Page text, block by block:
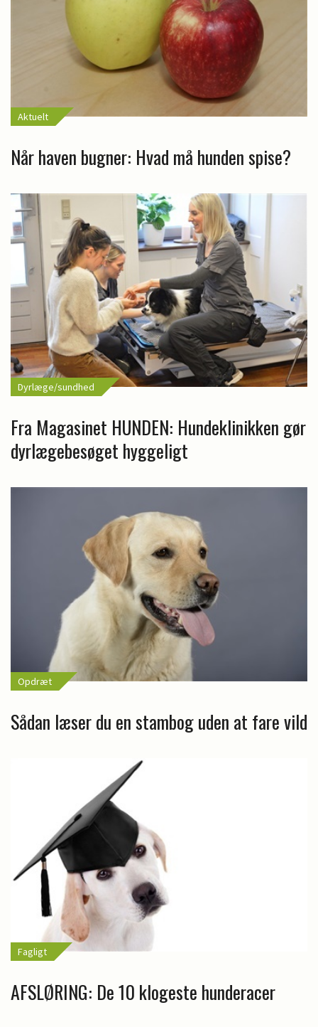
Aktuelt
Når haven bugner: Hvad må hunden spise?
Dyrlæge/sundhed
Fra Magasinet HUNDEN: Hundeklinikken gør
dyrlægebesøget hyggeligt
Opdræt
Sådan læser du en stambog uden at fare vild
Fagligt
AFSLØRING: De 10 klogeste hunderacer